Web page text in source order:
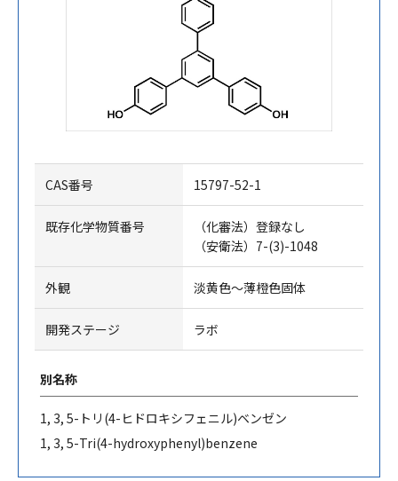
CAS番号 15797-52-1
既存化学物質番号
（化審法）登録なし
（安衛法）7-(3)-1048
外観 淡黄色～薄橙色固体
開発ステージ ラボ
別名称
1, 3, 5- トリ (4- ヒドロキシフェニル)ベンゼン
1, 3, 5-Tri(4-hydroxyphenyl)benzene